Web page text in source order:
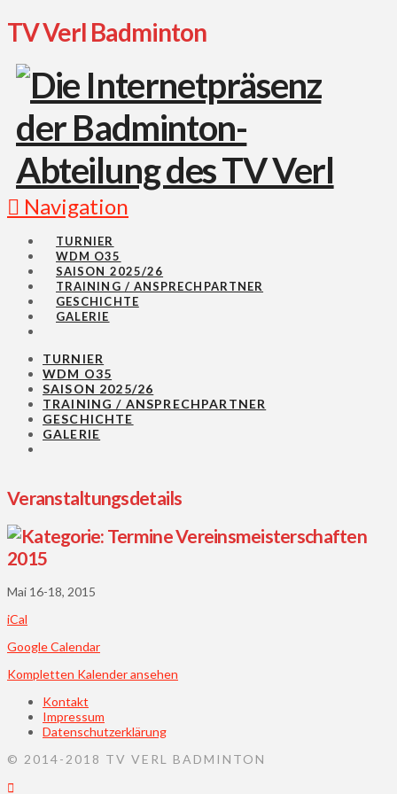
TV Verl Badminton
Navigation
TURNIER
WDM O35
SAISON 2025/26
TRAINING / ANSPRECHPARTNER
GESCHICHTE
GALERIE
TURNIER
WDM O35
SAISON 2025/26
TRAINING / ANSPRECHPARTNER
GESCHICHTE
GALERIE
Veranstaltungsdetails
Vereinsmeisterschaften
2015
Mai 16-18, 2015
iCal
Google Calendar
Kompletten Kalender ansehen
Kontakt
Impressum
Datenschutzerklärung
© 2014-2018 TV VERL BADMINTON